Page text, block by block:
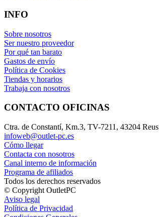
INFO
Sobre nosotros
Ser nuestro proveedor
Por qué tan barato
Gastos de envío
Política de Cookies
Tiendas y horarios
Trabaja con nosotros
CONTACTO OFICINAS
Ctra. de Constantí, Km.3, TV-7211, 43204 Reus
infoweb@outlet-pc.es
Cómo llegar
Contacta con nosotros
Canal interno de información
Programa de afiliados
Todos los derechos reservados
© Copyright OutletPC
Aviso legal
Política de Privacidad